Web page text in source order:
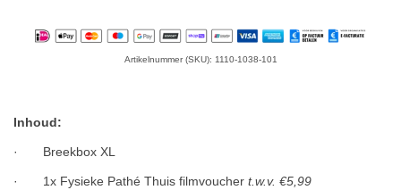
Artikelnummer (SKU): 1110-1038-101
Inhoud:
· Breekbox XL
· 1x Fysieke Pathé Thuis filmvoucher t.w.v. €5,99